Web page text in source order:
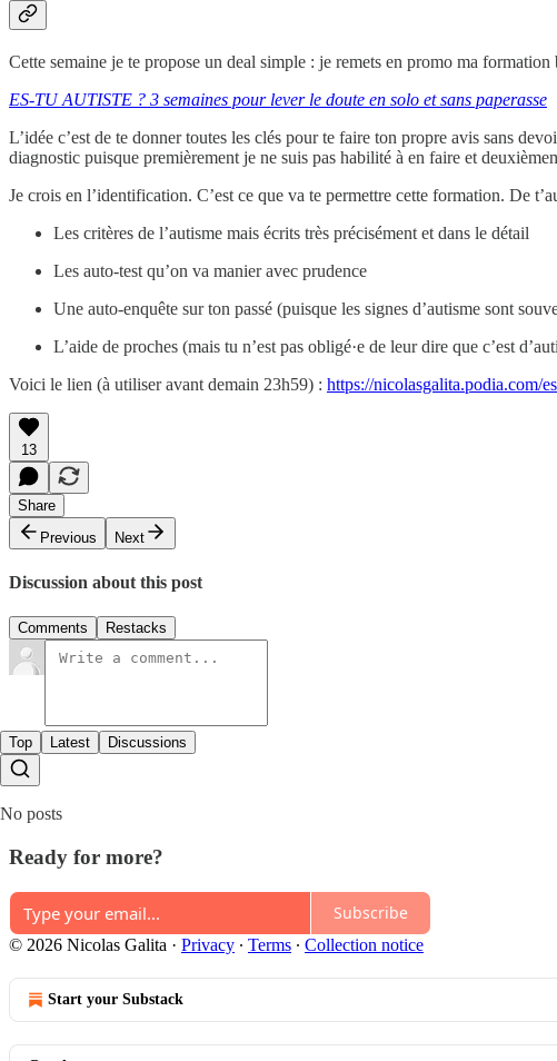
Cette semaine je te propose un deal simple : je remets en promo ma formation
ES-TU AUTISTE ? 3 semaines pour lever le doute en solo et sans paperasse
L’idée c’est de te donner toutes les clés pour te faire ton propre avis sans
diagnostic puisque premièrement je ne suis pas habilité à en faire et
Je crois en l’identification. C’est ce que va te permettre cette formation. De
Les critères de l’autisme mais écrits très précisément et dans le détail
Les auto-test qu’on va manier avec prudence
Une auto-enquête sur ton passé (puisque les signes d’autisme sont
L’aide de proches (mais tu n’est pas obligé·e de leur dire que c’est
Voici le lien (à utiliser avant demain 23h59) : https://nicolasgalita.podia.com/
13
Share
Previous
Next
Discussion about this post
Comments Restacks
Top Latest Discussions
No posts
Ready for more?
Subscribe
© 2026 Nicolas Galita · Privacy ∙ Terms ∙ Collection notice
Start your Substack